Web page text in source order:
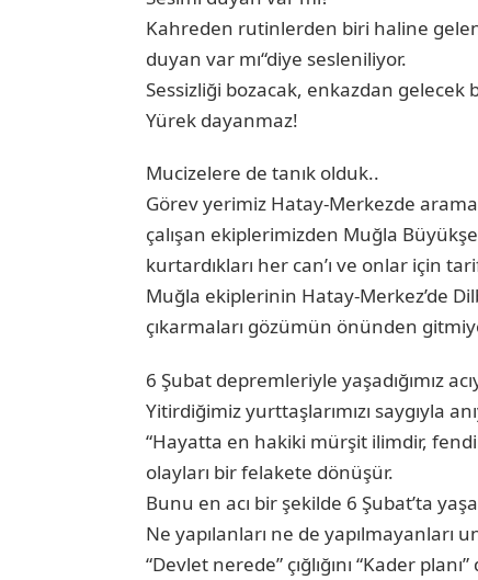
Kahreden rutinlerden biri haline
duyan var mı“diye sesleniliyor.
Sessizliği bozacak, enkazdan gelecek
Yürek dayanmaz!
Mucizelere de tanık olduk..
Görev yerimiz Hatay-Merkezde
çalışan ekiplerimizden Muğla
kurtardıkları her can’ı ve onlar için
Muğla ekiplerinin Hatay-Merkez’de
çıkarmaları gözümün önünden
6 Şubat depremleriyle yaşadığımız
Yitirdiğimiz yurttaşlarımızı saygıyla
“Hayatta en hakiki mürşit ilimdir,
olayları bir felakete dönüşür.
Bunu en acı bir şekilde 6 Şubat’ta
Ne yapılanları ne de yapılmayanları
“Devlet nerede” çığlığını “Kader